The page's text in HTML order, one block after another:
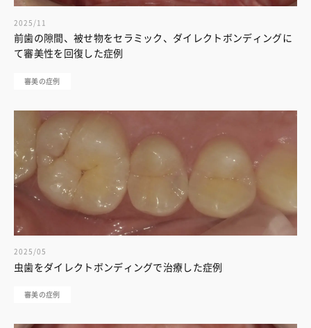
2025/11
前歯の隙間、被せ物をセラミック、ダイレクトボンディングに
て審美性を回復した症例
審美の症例
2025/05
虫歯をダイレクトボンディングで治療した症例
審美の症例